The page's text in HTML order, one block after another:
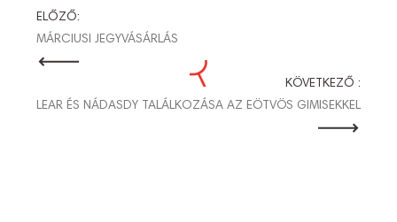
BEJEGYZÉS
NAVIGÁCIÓ
ELŐZŐ:
MÁRCIUSI JEGYVÁSÁRLÁS
KÖVETKEZŐ :
LEAR ÉS NÁDASDY TALÁLKOZÁSA AZ EÖTVÖS GIMISEKKEL